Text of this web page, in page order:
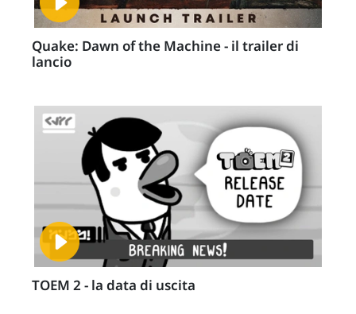
Quake: Dawn of the Machine - il trailer di
lancio
TOEM 2 - la data di uscita